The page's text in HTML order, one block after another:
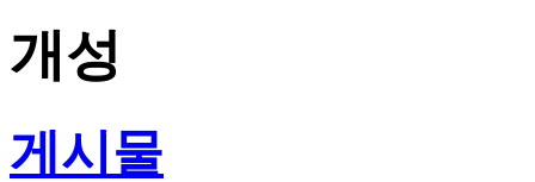
개성
게시물